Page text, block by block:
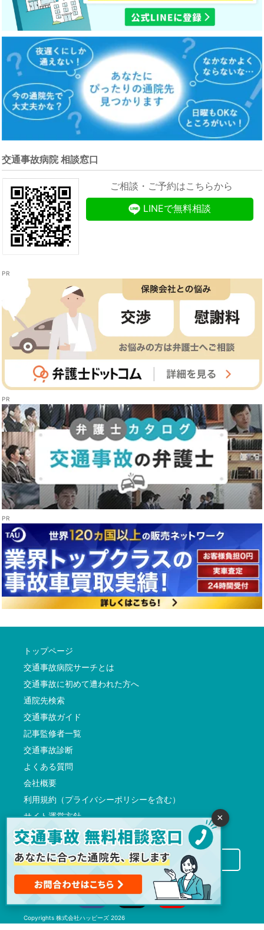
交通事故病院 相談窓口
ご相談・ご予約はこちらから
LINEで無料相談
トップページ
交通事故病院サーチとは
交通事故に初めて遭われた方へ
通院先検索
交通事故ガイド
記事監修者一覧
交通事故診断
よくある質問
会社概要
利用規約（プライバシーポリシーを含む）
サイト運営方針
反社会的勢力に対する基本方針
交通事故病院サーチに掲載希望の先生方へ
Copyrights 株式会社ハッピーズ 2026
×